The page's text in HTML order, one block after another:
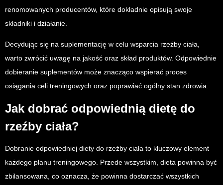
renomowanych producentów, które dokładnie opisują swoje
składniki i działanie.
Decydując się na suplementację w celu wsparcia rzeźby ciała,
warto zwrócić uwagę na jakość oraz skład produktów. Odpowiednie
dobieranie suplementów może znacząco wspierać proces
osiągania celi treningowych oraz poprawiać ogólny stan zdrowia.
Jak dobrać odpowiednią dietę do
rzeźby ciała?
Dobranie odpowiedniej diety do rzeźby ciała to kluczowy element
każdego planu treningowego. Przede wszystkim, dieta powinna być
zbilansowana, co oznacza, że powinna dostarczać wszystkich